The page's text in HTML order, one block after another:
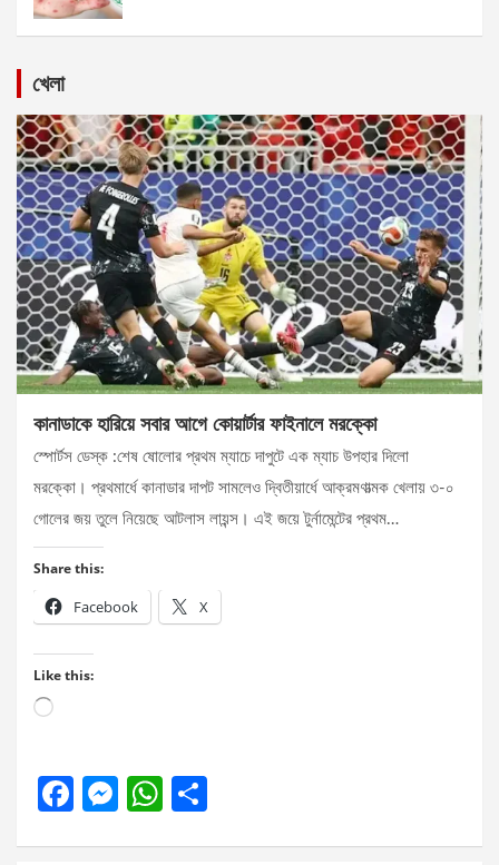
খেলা
কানাডাকে হারিয়ে সবার আগে কোয়ার্টার ফাইনালে মরক্কো
স্পোর্টস ডেস্ক :শেষ ষোলোর প্রথম ম্যাচে দাপুটে এক ম্যাচ উপহার দিলো
মরক্কো। প্রথমার্ধে কানাডার দাপট সামলেও দ্বিতীয়ার্ধে আক্রমণাত্মক খেলায় ৩-০
গোলের জয় তুলে নিয়েছে আটলাস লায়ন্স। এই জয়ে টুর্নামেন্টের প্রথম…
Share this:
Facebook X
Like this:
Loading…
F
M W